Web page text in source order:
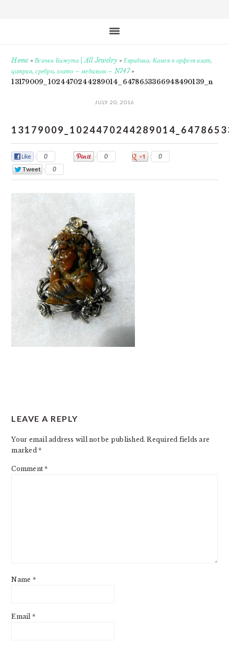
Home»Всички Бижута | All Jewelry »Евридика. Камея в орфеев ахат,
цитрин, сребро, злато – медальон – N747»
13179009_1024470244289014_6478653366948490139_n
JULY 20, 2016
0 0
0
0
INTERACTIONS
LEAVE A REPLY
Your email address will not be published. Required fields are
marked*
Comment*
Name *
Email *